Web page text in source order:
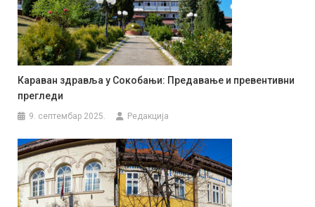
Караван здравља у Сокобањи: Предавање и превентивни
прегледи
9. септембар 2025. Редакција